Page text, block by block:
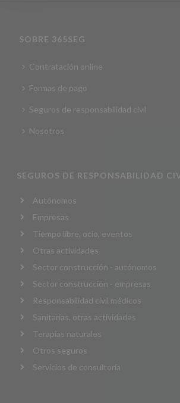
SOBRE 365SEG
Contratación online
Formas de pago
Seguros de responsabilidad civil
Nosotros
SEGUROS DE RESPONSABILIDAD
Autónomos
Empresas
Tiempo libre, ocio, eventos
Otras actividades
Sector construcción - autónomos
Sector construcción - empresas
Responsabilidad civil médicos
Sanitarias, otras actividades
Terapias naturales
Otros seguros
Servicios de consultoría